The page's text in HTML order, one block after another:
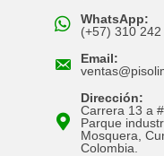
WhatsApp:
(+57) 310 242
Email:
Dirección:
Carrera 13 a
Parque
Mosquera,
Colombia.